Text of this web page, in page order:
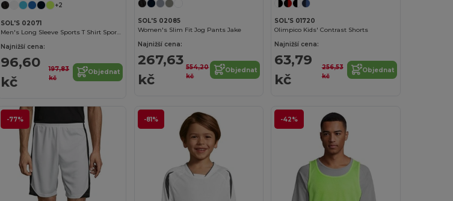
+2
SOL'S 02071
Najnižší cena:
96,60
kč
197,83
kč
Objednat
SOL'S 02085
Women's Slim Fit Jog Pants Jake
Najnižší cena:
267,63
kč
554,20
kč
Objednat
SOL'S 01720
Olimpico Kids' Contrast Shorts
Najnižší cena:
63,79
kč
256,53
kč
Objednat
-77% -81% -42%